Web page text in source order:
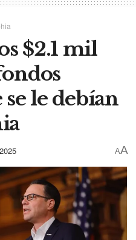
$2.1 mil
le debían
AA